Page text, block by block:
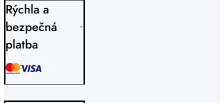
Rýchla a
bezpečná
platba